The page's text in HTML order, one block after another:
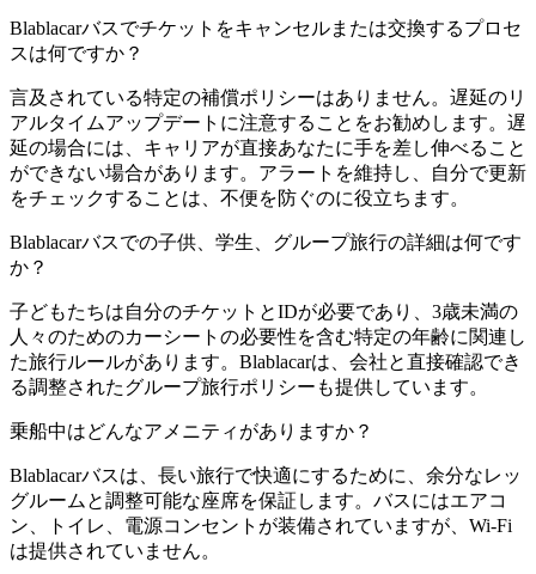
Blablacarバスでチケットをキャンセルまたは交換するプロセ
スは何ですか？
言及されている特定の補償ポリシーはありません。遅延のリ
アルタイムアップデートに注意することをお勧めします。遅
延の場合には、キャリアが直接あなたに手を差し伸べること
ができない場合があります。アラートを維持し、自分で更新
をチェックすることは、不便を防ぐのに役立ちます。
Blablacarバスでの子供、学生、グループ旅行の詳細は何です
か？
子どもたちは自分のチケットとIDが必要であり、3歳未満の
人々のためのカーシートの必要性を含む特定の年齢に関連し
た旅行ルールがあります。Blablacarは、会社と直接確認でき
る調整されたグループ旅行ポリシーも提供しています。
乗船中はどんなアメニティがありますか？
Blablacarバスは、長い旅行で快適にするために、余分なレッ
グルームと調整可能な座席を保証します。バスにはエアコ
ン、トイレ、電源コンセントが装備されていますが、Wi-Fi
は提供されていません。